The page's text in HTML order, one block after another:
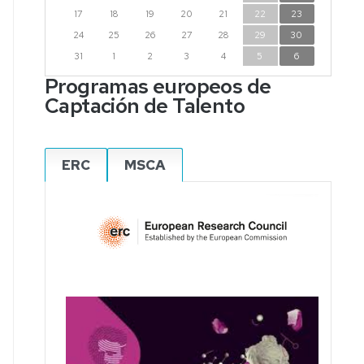
17
18 19 20 21 22
23
24
25 26 27 28 29
30
31
1 2 3 4 5 6
Programas europeos de
Captación de Talento
ERC MSCA